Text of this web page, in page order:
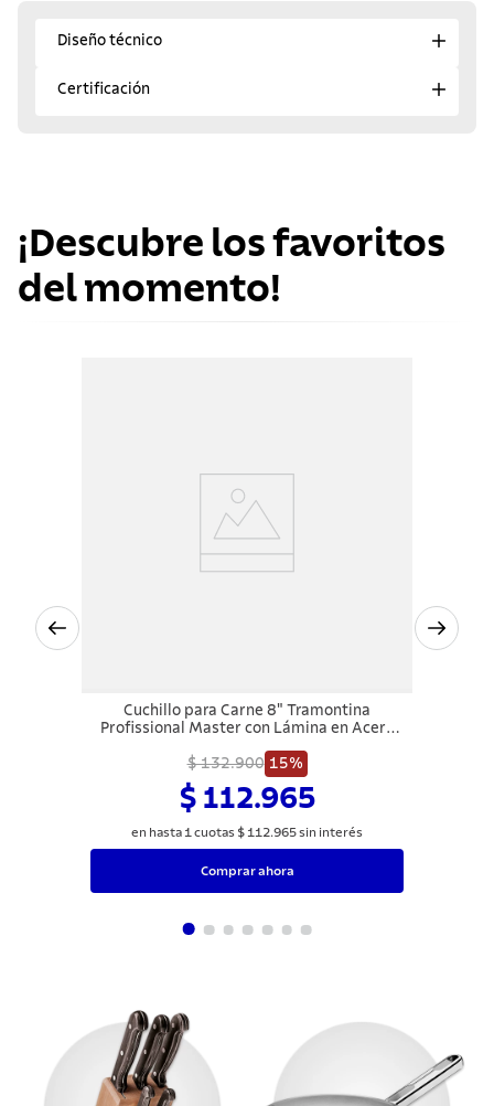
Diseño técnico
Certificación
¡Descubre los favoritos
del momento!
Cuchillo para Carne 8" Tramontina
Profissional Master con Lámina en Acero
Blanco
$ 132.900 15%
$ 112.965
en hasta 1cuotas $ 112.965sin interés
Comprar ahora